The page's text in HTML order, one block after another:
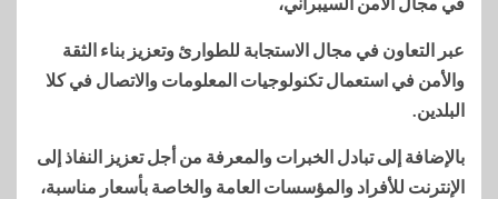
عبر التعاون في مجال الاستجابة للطوارئ وتعزيز بناء الثقة
والأمن في استعمال تكنولوجيات المعلومات والاتصال في كلا
البلدين.
بالإضافة إلى تبادل الخبرات والمعرفة من أجل تعزيز النفاذ إلى
الإنترنت للأفراد والمؤسسات العامة والخاصة بأسعار مناسبة،